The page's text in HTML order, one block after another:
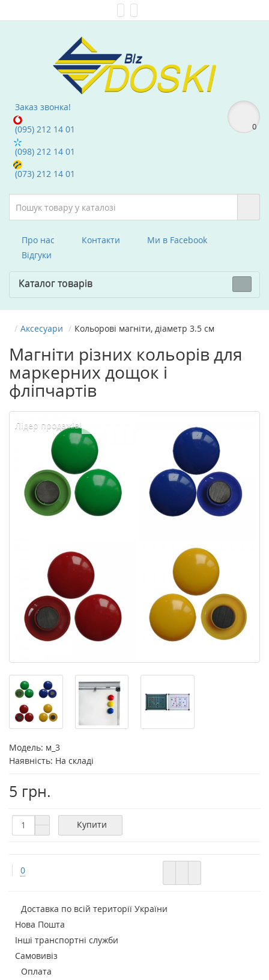
Заказ звонка!
(095) 212 14 01
(098) 212 14 01
(073) 212 14 01
0
Про нас Контакти
Ми в Facebook
Вiдгуки
Каталог товарів
Аксесуари Кольорові магніти, діаметр 3.5 см
Магніти різних кольорів для
маркерних дощок і
фліпчартів
Лідер продажів!
Модель: м_3
Наявність: На складі
5 грн.
Купити
0
Доставка по всій території України
Нова Пошта
Інші транспортні служби
Самовивіз
Оплата